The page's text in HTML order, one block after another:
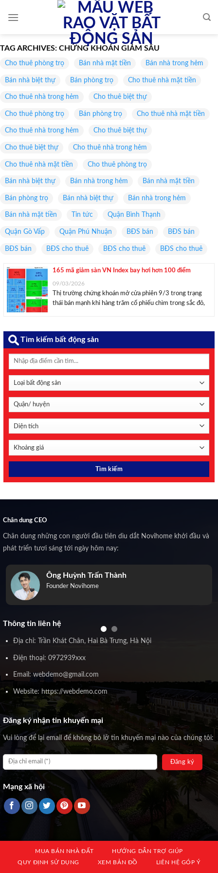
TAG ARCHIVES: CHỨNG KHOÁN GIẢM SÂU
Cho thuê phòng trọ Bán nhà mặt tiền Bán nhà trong hẻm
Bán nhà biệt thự Bán phòng trọ Cho thuê nhà mặt tiền
Cho thuê nhà trong hẻm Cho thuê biệt thự
Cho thuê phòng trọ Bán phòng trọ Cho thuê nhà mặt tiền
Cho thuê nhà trong hẻm Cho thuê biệt thự
Cho thuê biệt thự Cho thuê nhà trong hẻm
Cho thuê nhà mặt tiền Cho thuê phòng trọ
Bán nhà biệt thự Bán nhà trong hẻm Bán nhà mặt tiền
Bán phòng trọ Bán nhà biệt thự Bán nhà trong hẻm
Bán nhà mặt tiền Tin tức Quận Bình Thạnh
Quận Gò Vấp Quận Phú Nhuận BĐS bán BĐS bán
BĐS bán BĐS cho thuê BĐS cho thuê BĐS cho thuê
165 mã giảm sàn VN Index bay hơi hơn 100 điểm
09/03/2026
Thị trường chứng khoán mở cửa phiên 9/3 trong trạng
thái bán mạnh khi hàng trăm cổ phiếu chìm trong sắc đỏ,
sàn, khiến ...
Tìm kiếm bất động sản
Chân dung CEO
Chân dung những con người đầu tiên dìu dắt Novihome khởi đầu và
phát triển tươi sáng tới ngày hôm nay:
Ông Huỳnh Trấn Thành
Founder Novihome
Thông tin liên hệ
Địa chỉ: Trần Khát Chân, Hai Bà Trưng, Hà Nội
Điện thoại: 0972939xxx
Email: webdemo@gmail.com
Website: https://webdemo.com
Đăng ký nhận tin khuyến mại
Vui lòng để lại email để không bỏ lỡ tin khuyến mại nào của chúng tôi:
Mạng xã hội
MUA BÁN NHÀ ĐẤT
HƯỚNG DẪN TRỢ GIÚP
QUY ĐỊNH SỬ DỤNG
XEM BẢN ĐỒ LIÊN HỆ GÓP Ý